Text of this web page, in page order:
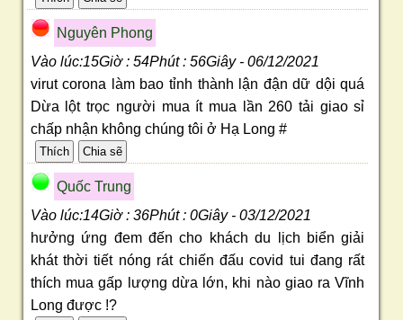
Nguyên Phong
Vào lúc:15Giờ : 54Phút : 56Giây - 06/12/2021
virut corona làm bao tỉnh thành lận đận dữ dội quá
Dừa lột trọc người mua ít mua lần 260 tải giao sỉ
chấp nhận không chúng tôi ở Hạ Long #
Quốc Trung
Vào lúc:14Giờ : 36Phút : 0Giây - 03/12/2021
hưởng ứng đem đến cho khách du lịch biển giải
khát thời tiết nóng rát chiến đấu covid tui đang rất
thích mua gấp lượng dừa lớn, khi nào giao ra Vĩnh
Long được !?